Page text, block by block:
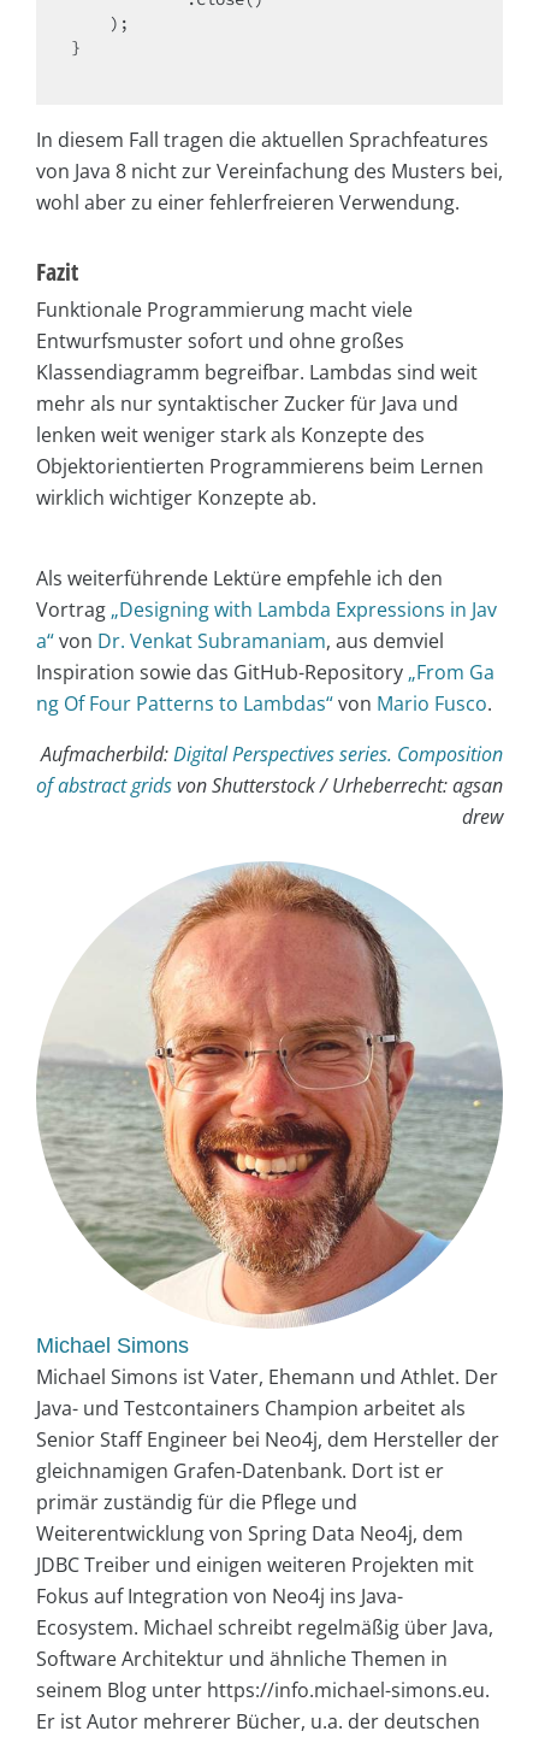
}
In diesem Fall tragen die aktuellen Sprachfeatures
von Java 8 nicht zur Vereinfachung des Musters bei,
wohl aber zu einer fehlerfreieren Verwendung.
Fazit
Funktionale Programmierung macht viele
Entwurfsmuster sofort und ohne großes
Klassendiagramm begreifbar. Lambdas sind weit
mehr als nur syntaktischer Zucker für Java und
lenken weit weniger stark als Konzepte des
Objektorientierten Programmierens beim Lernen
wirklich wichtiger Konzepte ab.
Als weiterführende Lektüre empfehle ich den
Vortrag „Designing with Lambda Expressions in Jav
a“von Dr. Venkat Subramaniam, aus demviel
Inspiration sowie das GitHub-Repository „From Ga
ng Of Four Patterns to Lambdas“von Mario Fusco.
Aufmacherbild:Digital Perspectives series. Composition
of abstract gridsvon Shutterstock / Urheberrecht: agsan
drew
Michael Simons
Michael Simons ist Vater, Ehemann und Athlet. Der
Java- und Testcontainers Champion arbeitet als
Senior Staff Engineer bei Neo4j, dem Hersteller der
gleichnamigen Grafen-Datenbank. Dort ist er
primär zuständig für die Pflege und
Weiterentwicklung von Spring Data Neo4j, dem
JDBC Treiber und einigen weiteren Projekten mit
Fokus auf Integration von Neo4j ins Java-
Ecosystem. Michael schreibt regelmäßig über Java,
Software Architektur und ähnliche Themen in
seinem Blog unter https://info.michael-simons.eu.
Er ist Autor mehrerer Bücher, u.a. der deutschen